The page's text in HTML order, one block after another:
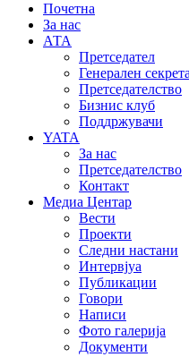
Почетна
За нас
АТА
Претседател
Генерален
Претседателство
Бизнис клуб
Поддржувачи
YATA
За нас
Претседателство
Контакт
Медиа Центар
Вести
Проекти
Следни настани
Интервјуа
Публикации
Говори
Написи
Фото галерија
Документи